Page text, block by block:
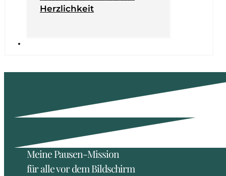
Herzlichkeit
Meine Pausen-Mission
für alle vor dem Bildschirm